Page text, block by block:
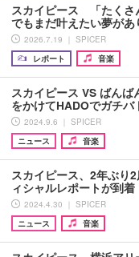
スカイピース 「たくさ
でもまだ叶えたい夢が
2026.7.19 ｜ SPICER
レポート
音楽
スカイピース VS ばん
をかけてHADOでガチ
2024.9.6 ｜ SPICER
ニュース
音楽
スカイピース、2年ぶり
ィシャルレポートが到着
2024.4.30 ｜ SPICER
ニュース
音楽